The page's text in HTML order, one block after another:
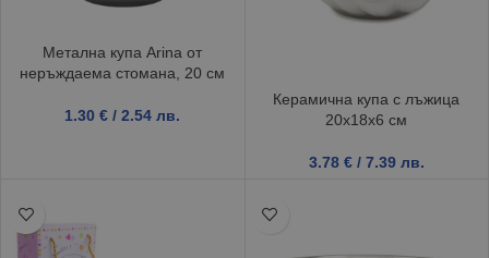
Метална купа Arina от
неръждаема стомана, 20 см
1.30€ / 2.54 лв.
Керамична купа с лъжица
20x18x6 см
3.78 € / 7.39 лв.